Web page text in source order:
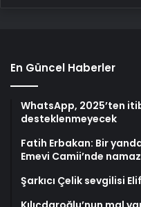
En Güncel Haberler
WhatsApp, 2025’ten
desteklenmeyecek
Fatih Erbakan: Bir
Emevi Camii’nde namaz
Şarkıcı Çelik sevgilisi